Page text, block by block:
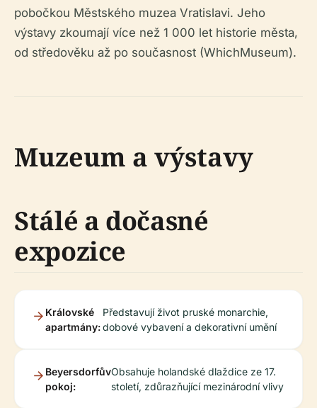
pobočkou Městského muzea Vratislavi. Jeho
výstavy zkoumají více než 1 000 let historie města,
od středověku až po současnost (WhichMuseum).
Muzeum a výstavy
Stálé a dočasné
expozice
Královské
apartmány:
Představují život pruské monarchie,
dobové vybavení a dekorativní umění
Beyersdorfův
pokoj:
Obsahuje holandské dlaždice ze 17.
století, zdůrazňující mezinárodní vlivy